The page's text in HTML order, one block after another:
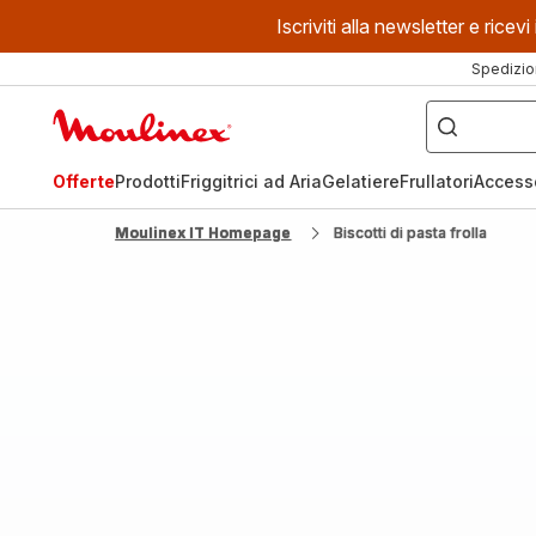
Iscriviti alla newsletter e
Cosa
stai
cercando?
OfferteProdottiFriggitrici ad AriaGelatiereFrullatori
Moulinex IT Homepage Biscotti di pasta frolla